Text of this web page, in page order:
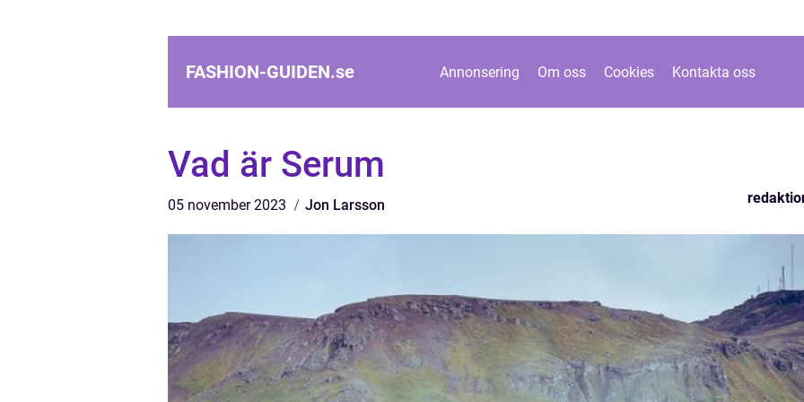
FASHION-GUIDEN.se Annonsering Om oss Cookies Kontakta oss
Vad är Serum
05 november 2023 Jon Larsson